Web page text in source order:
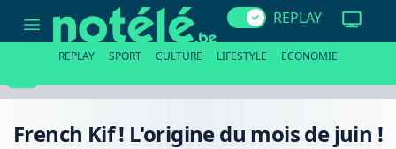
de
REPLAY
REPLAY SPORT CULTURE LIFESTYLE ECONOMIE
French Kif ! L'origine du mois de juin !